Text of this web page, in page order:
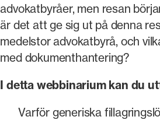
advokatbyråer, men resan
är det att ge sig ut på denna
medelstor advokatbyrå, och
med dokumenthantering?
I detta webbinarium kan du
Varför generiska